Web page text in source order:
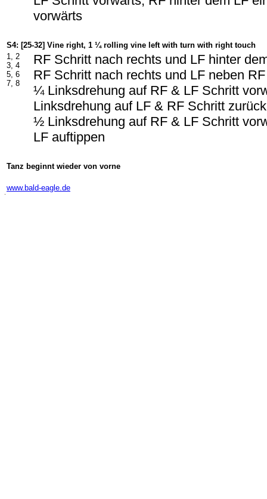
vorwärts
S4: [25-32] Vine right, 1 ¼ rolling vine left with turn with right touch
1, 2
3, 4
5, 6
7, 8
RF Schritt nach rechts und LF hinter
RF Schritt nach rechts und LF neben
¼ Linksdrehung auf RF & LF Schritt
Linksdrehung auf LF & RF Schritt
½ Linksdrehung auf RF & LF Schritt
LF auftippen
Tanz beginnt wieder von vorne
www.bald-eagle.de